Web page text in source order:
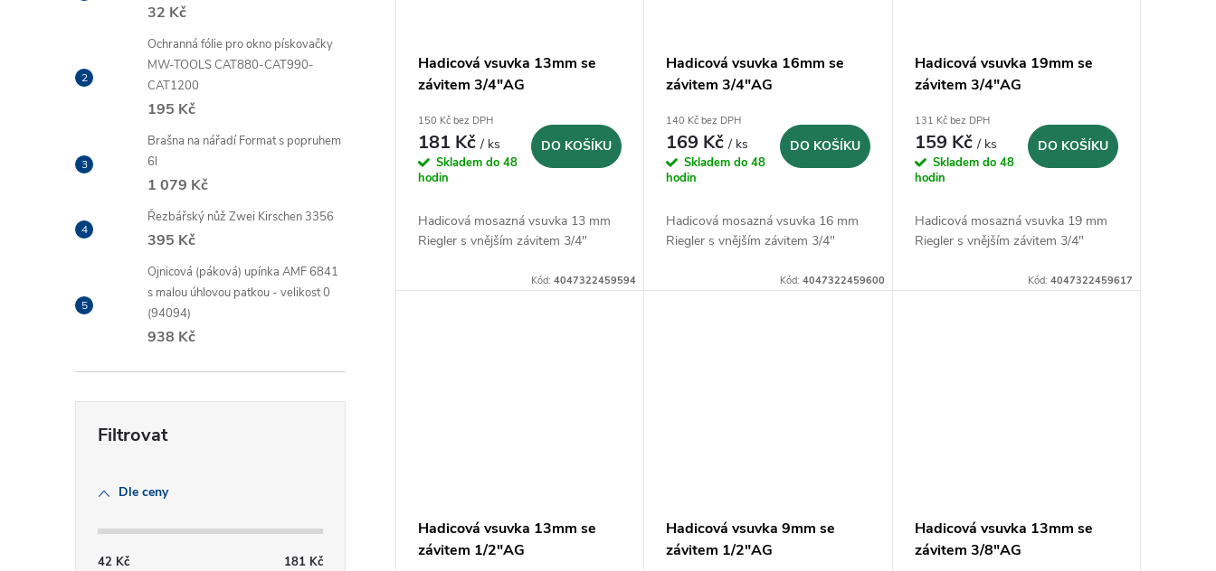
32 Kč
Ochranná fólie pro okno pískovačky
MW-TOOLS CAT880-CAT990-
CAT1200
195 Kč
Brašna na nářadí Format s popruhem
6l
1 079 Kč
Řezbářský nůž Zwei Kirschen 3356
395 Kč
Ojnicová (páková) upínka AMF 6841
s malou úhlovou patkou - velikost 0
(94094)
938 Kč
Dle ceny
42 Kč 181 Kč
t
k
Hadicová vsuvka 13mm se
závitem 3/4"AG
150 Kč bez DPH
181 Kč/ ks
Skladem do 48
hodin
DO KOŠÍKU
Hadicová mosazná vsuvka 13 mm
Riegler s vnějším závitem 3/4"
Kód:4047322459594
Hadicová vsuvka 16mm se
závitem 3/4"AG
140 Kč bez DPH
169 Kč/ ks
Skladem do 48
hodin
DO KOŠÍKU
Hadicová mosazná vsuvka 16 mm
Riegler s vnějším závitem 3/4"
Kód: 4047322459600
Hadicová vsuvka 19mm se
závitem 3/4"AG
131 Kč bez DPH
159 Kč/ ks
Skladem do 48
hodin
DO KOŠÍKU
Hadicová mosazná vsuvka 19 mm
Riegler s vnějším závitem 3/4"
Kód: 4047322459617
Hadicová vsuvka 13mm se
závitem 1/2"AG
Hadicová vsuvka 9mm se
závitem 1/2"AG
Hadicová vsuvka 13mm se
závitem 3/8"AG